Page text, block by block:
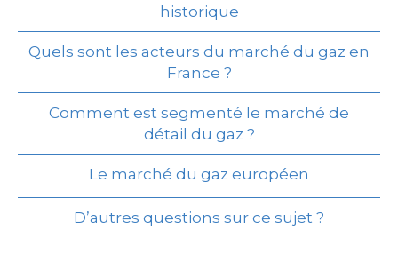
historique
Quels sont les acteurs du marché du gaz en
France ?
Comment est segmenté le marché de
détail du gaz ?
Le marché du gaz européen
D’autres questions sur ce sujet ?